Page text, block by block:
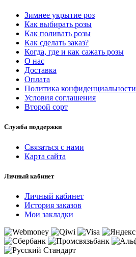
Зимнее укрытие роз
Как выбирать розы
Как поливать розы
Как сделать заказ?
Когда, где и как сажать розы
О нас
Доставка
Оплата
Политика конфиденциальности
Условия соглашения
Второй сорт
Служба поддержки
Связаться с нами
Карта сайта
Личный кабинет
Личный кабинет
История заказов
Мои закладки